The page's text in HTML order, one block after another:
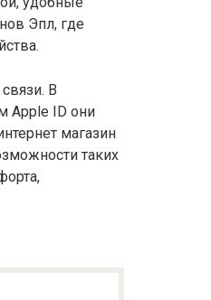
Эпл, где
В
Apple ID они
магазин
таких